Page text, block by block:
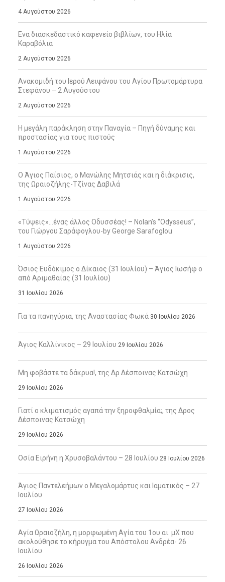
4 Αυγούστου 2026
Ενα διασκεδαστικό καφενείο βιβλίων, του Ηλία
Καραβόλια
2 Αυγούστου 2026
Ανακομιδή του Ιερού Λειψάνου του Αγίου Πρωτομάρτυρα
Στεφάνου – 2 Αυγούστου
2 Αυγούστου 2026
Η μεγάλη παράκληση στην Παναγία – Πηγή δύναμης και
προστασίας για τους πιστούς
1 Αυγούστου 2026
Ο Άγιος Παΐσιος, ο Μανώλης Μητσιάς και η διάκρισις,
της Ωραιοζήλης-Τζίνας Δαβιλά
1 Αυγούστου 2026
«Τύψεις»…ένας άλλος Οδυσσέας! – Nolan’s “Odysseus”,
του Γιώργου Σαράφογλου-by George Sarafoglou
1 Αυγούστου 2026
Όσιος Ευδόκιμος ο Δίκαιος (31 Ιουλίου) – Άγιος Ιωσήφ ο
από Αριμαθαίας (31 Ιουλίου)
31 Ιουλίου 2026
Για τα πανηγύρια, της Αναστασίας Φωκά 30 Ιουλίου 2026
Άγιος Καλλίνικος – 29 Ιουλίου 29 Ιουλίου 2026
Μη φοβάστε τα δάκρυα!, της Δρ Δέσποινας Κατσώχη
29 Ιουλίου 2026
Γιατί ο κλιματισμός αγαπά την ξηροφθαλμία;, της Δρος
Δέσποινας Κατσώχη
29 Ιουλίου 2026
Οσία Ειρήνη η Χρυσοβαλάντου – 28 Ιουλίου 28 Ιουλίου 2026
Άγιος Παντελεήμων ο Μεγαλομάρτυς και Ιαματικός – 27
Ιουλίου
27 Ιουλίου 2026
Αγία Ωραιοζήλη, η μορφωμένη Αγία του 1ου αι. μΧ που
ακολούθησε το κήρυγμα του Απόστολου Ανδρέα- 26
Ιουλίου
26 Ιουλίου 2026